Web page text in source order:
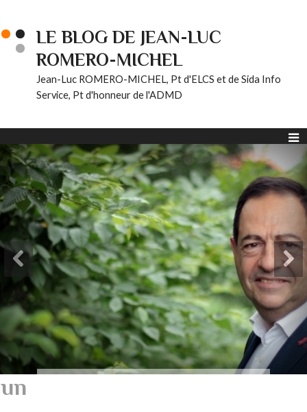
LE BLOG DE JEAN-LUC
ROMERO-MICHEL
Jean-Luc ROMERO-MICHEL, Pt d'ELCS et de Sida Info
Service, Pt d'honneur de l'ADMD
un